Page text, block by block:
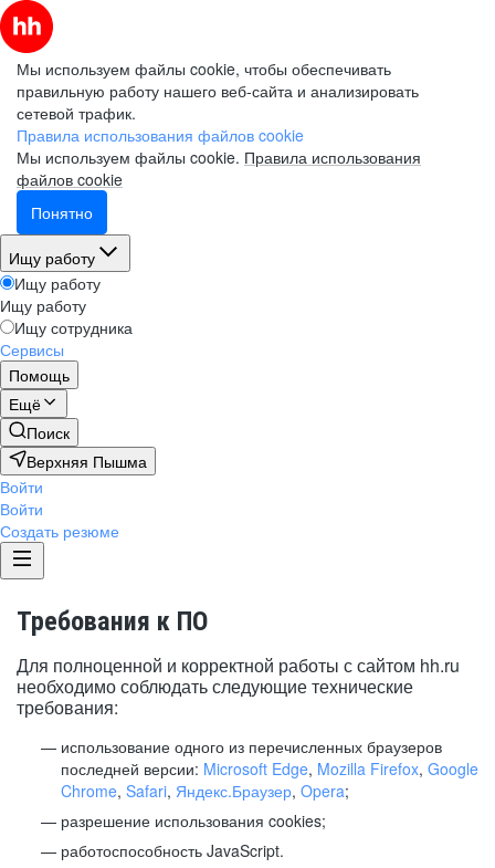
Мы используем файлы cookie, чтобы обеспечивать
правильную работу нашего веб-сайта и анализировать
сетевой трафик.
Правила использования файлов cookie
Мы используем файлы cookie. Правила использования
файлов cookie
Понятно
Ищу работу
Ищу работу
Ищу работу
Ищу сотрудника
Сервисы
Помощь
Ещё
Поиск
Верхняя Пышма
Войти
Войти
Создать резюме
Требования к ПО
Для полноценной и корректной работы с сайтом hh.ru
необходимо соблюдать следующие технические
требования:
использование одного из перечисленных браузеров
последней версии: Microsoft Edge, Mozilla Firefox, Google
Chrome, Safari, Яндекс.Браузер, Opera;
разрешение использования cookies;
работоспособность JavaScript.